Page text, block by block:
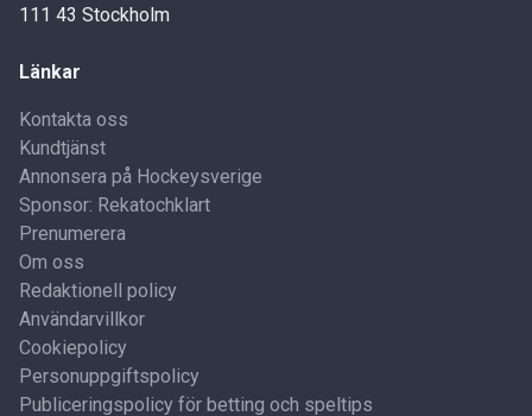
111 43 Stockholm
Länkar
Kontakta oss
Kundtjänst
Annonsera på Hockeysverige
Sponsor: Rekatochklart
Prenumerera
Om oss
Redaktionell policy
Användarvillkor
Cookiepolicy
Personuppgiftspolicy
Publiceringspolicy för betting och speltips